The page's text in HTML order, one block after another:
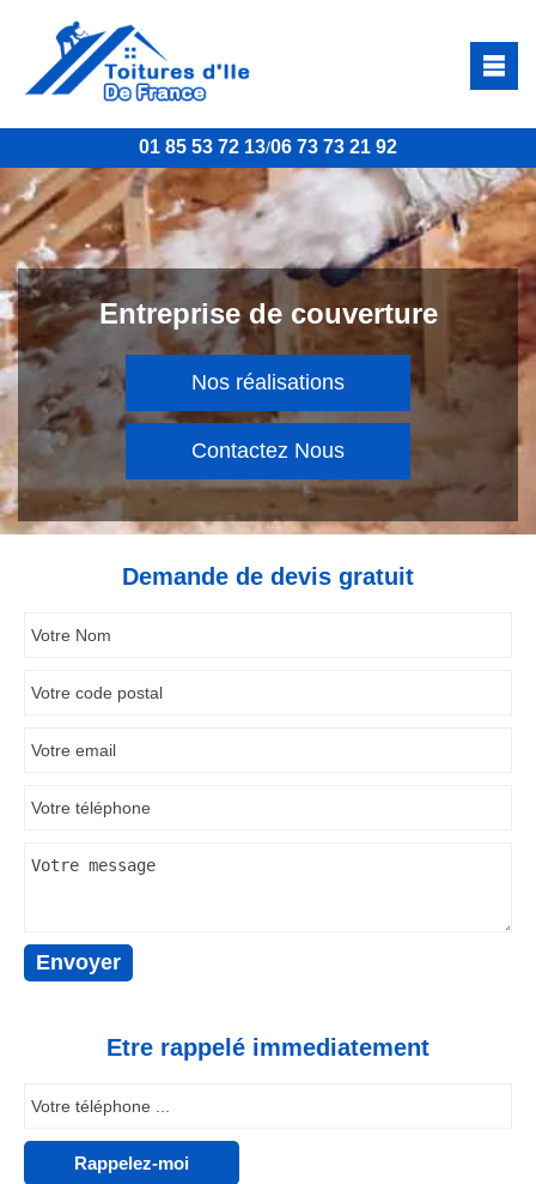
01 85 53 72 13/06 73 73 21 92
Entreprise de couverture
Nos réalisations
Contactez Nous
Demande de devis gratuit
Etre rappelé immediatement